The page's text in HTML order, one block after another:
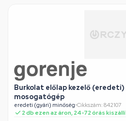
Burkolat előlap kezelő (eredeti)
mosogatógép
eredeti (gyári) minőség•Cikkszám: 842107
2 db ezen az áron, 24-72 órás